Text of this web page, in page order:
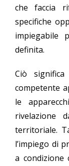
che faccia
specifiche
impiegabile
definita.
Ciò
competente
le
rivelazione
territoriale.
l’impiego di
a condizione